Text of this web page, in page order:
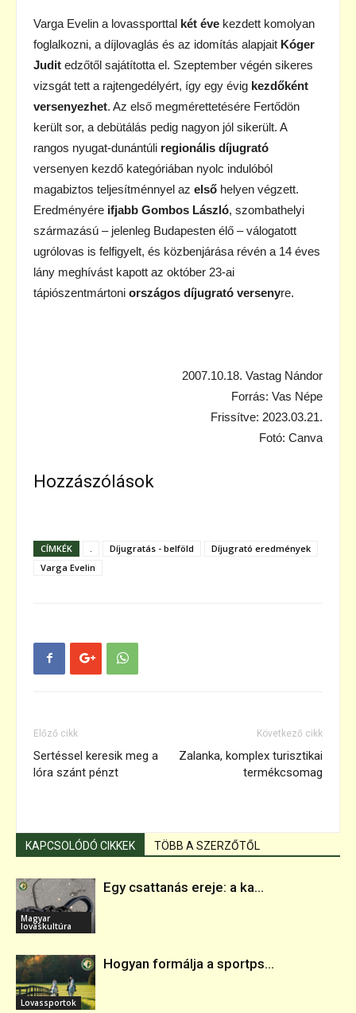
Varga Evelin a lovassporttal két éve kezdett komolyan
foglalkozni, a díjlovaglás és az idomítás alapjait Kóger
Judit edzőtől sajátította el. Szeptember végén sikeres
vizsgát tett a rajtengedélyért, így egy évig kezdőként
versenyezhet. Az első megmérettetésére Fertődön
került sor, a debütálás pedig nagyon jól sikerült. A
rangos nyugat-dunántúli regionális díjugrató
versenyen kezdő kategóriában nyolc indulóból
magabiztos teljesítménnyel az első helyen végzett.
Eredményére ifjabb Gombos László, szombathelyi
származású – jelenleg Budapesten élő – válogatott
ugrólovas is felfigyelt, és közbenjárása révén a 14 éves
lány meghívást kapott az október 23-ai
tápiószentmártoni országos díjugrató versenyre.
2007.10.18. Vastag Nándor
Forrás: Vas Népe
Frissítve: 2023.03.21.
Fotó: Canva
Hozzászólások
CÍMKÉK Díjugratás - belföld
Díjugrató eredmények
Varga Evelin
Előző cikk
Sertéssel keresik meg a
lóra szánt pénzt
Következő cikk
Zalanka, komplex turisztikai
termékcsomag
KAPCSOLÓDÓ CIKKEK TÖBB A SZERZŐTŐL
Magyar
lovaskultúra
Egy csattanás ereje: a ka...
Lovassportok
Hogyan formálja a sportps...